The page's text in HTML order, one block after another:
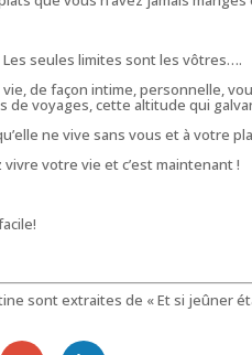
Les seules limites sont les vôtres….
de façon intime, personnelle,
de voyages, cette altitude qui
ne vive sans vous et à votre
vivre votre vie et c’est maintenant !
sont extraites de « Et si jeûner